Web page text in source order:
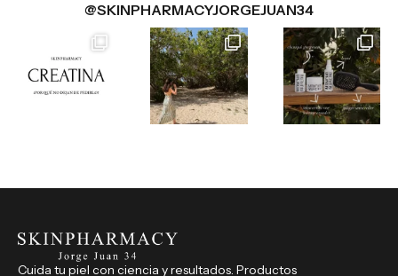
@SKINPHARMACYJORGEJUAN34
Cuida tu piel con ciencia y resultados. Productos